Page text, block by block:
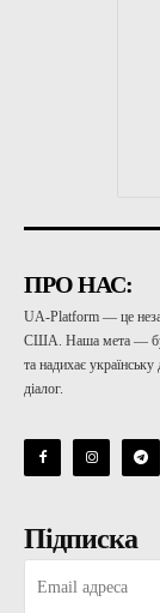
ПРО НАС:
UA-Platform — це
США. Наша мета —
та надихає
діалог.
Підписка